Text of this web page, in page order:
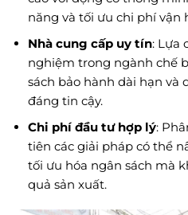
năng và tối ưu chi phí vận
Nhà cung cấp uy tín: Lựa
nghiệm trong ngành chế
sách bảo hành dài hạn và
đáng tin cậy.
Chi phí đầu tư hợp lý:
tiên các giải pháp có thể
tối ưu hóa ngân sách mà
quả sản xuất.